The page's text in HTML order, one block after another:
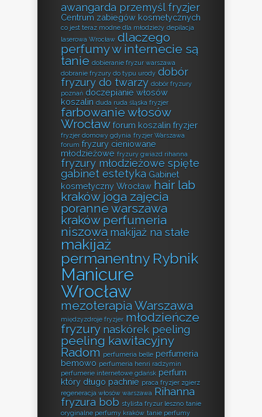
awangarda przemyśl fryzjer
Centrum zabiegów kosmetycznych
co jest teraz modne dla młodzieży depilacja
laserowa Wrocław dlaczego
perfumy w internecie są
tanie dobieranie fryzur warszawa
dobranie fryzury do typu urody dobór
fryzury do twarzy dobór fryzury
poznań doczepianie włosów
koszalin duda ruda śląska fryzjer
farbowanie włosów
Wrocław forum koszalin fryzjer
fryzjer domowy gdynia fryzjer Warszawa
forum fryzury cieniowane
młodzieżowe fryzury gwiazd rihanna
fryzury młodzieżowe spięte
gabinet estetyka Gabinet
kosmetyczny Wrocław hair lab
kraków joga zajęcia
poranne warszawa
kraków perfumeria
niszowa makijaż na stałe
makijaż
permanentny Rybnik
Manicure
Wrocław
mezoterapia Warszawa
międzyzdroje fryzjer młodzieńcze
fryzury naskórek peeling
peeling kawitacyjny
Radom perfumeria belle perfumeria
bemowo perfumeria henri radzymin
perfumerie internetowe gdańsk perfum
który długo pachnie praca fryzjer zgierz
regeneracja włosów warszawa Rihanna
fryzura bob stylista fryzur leszno tanie
oryginalne perfumy kraków tanie perfumy